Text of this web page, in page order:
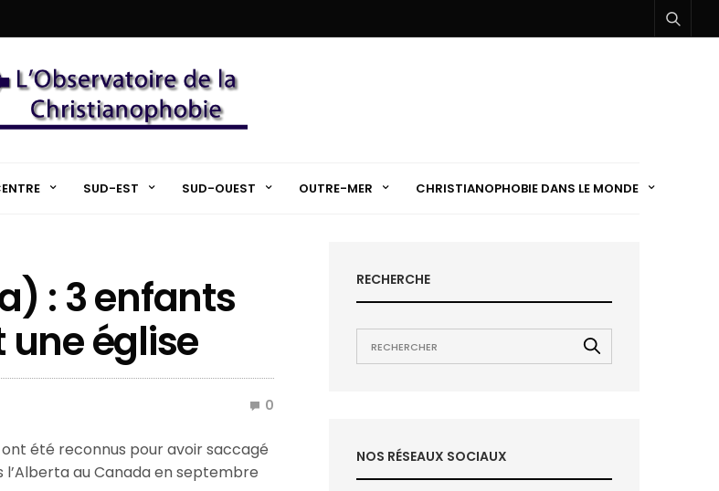
SUD-EST SUD-OUEST OUTRE-MER CHRISTIANOPHOBIE DANS LE MONDE
: 3 enfants
une église
0
ont été reconnus pour avoir saccagé
l’Alberta au Canada en septembre
RECHERCHE
NOS RÉSEAUX SOCIAUX